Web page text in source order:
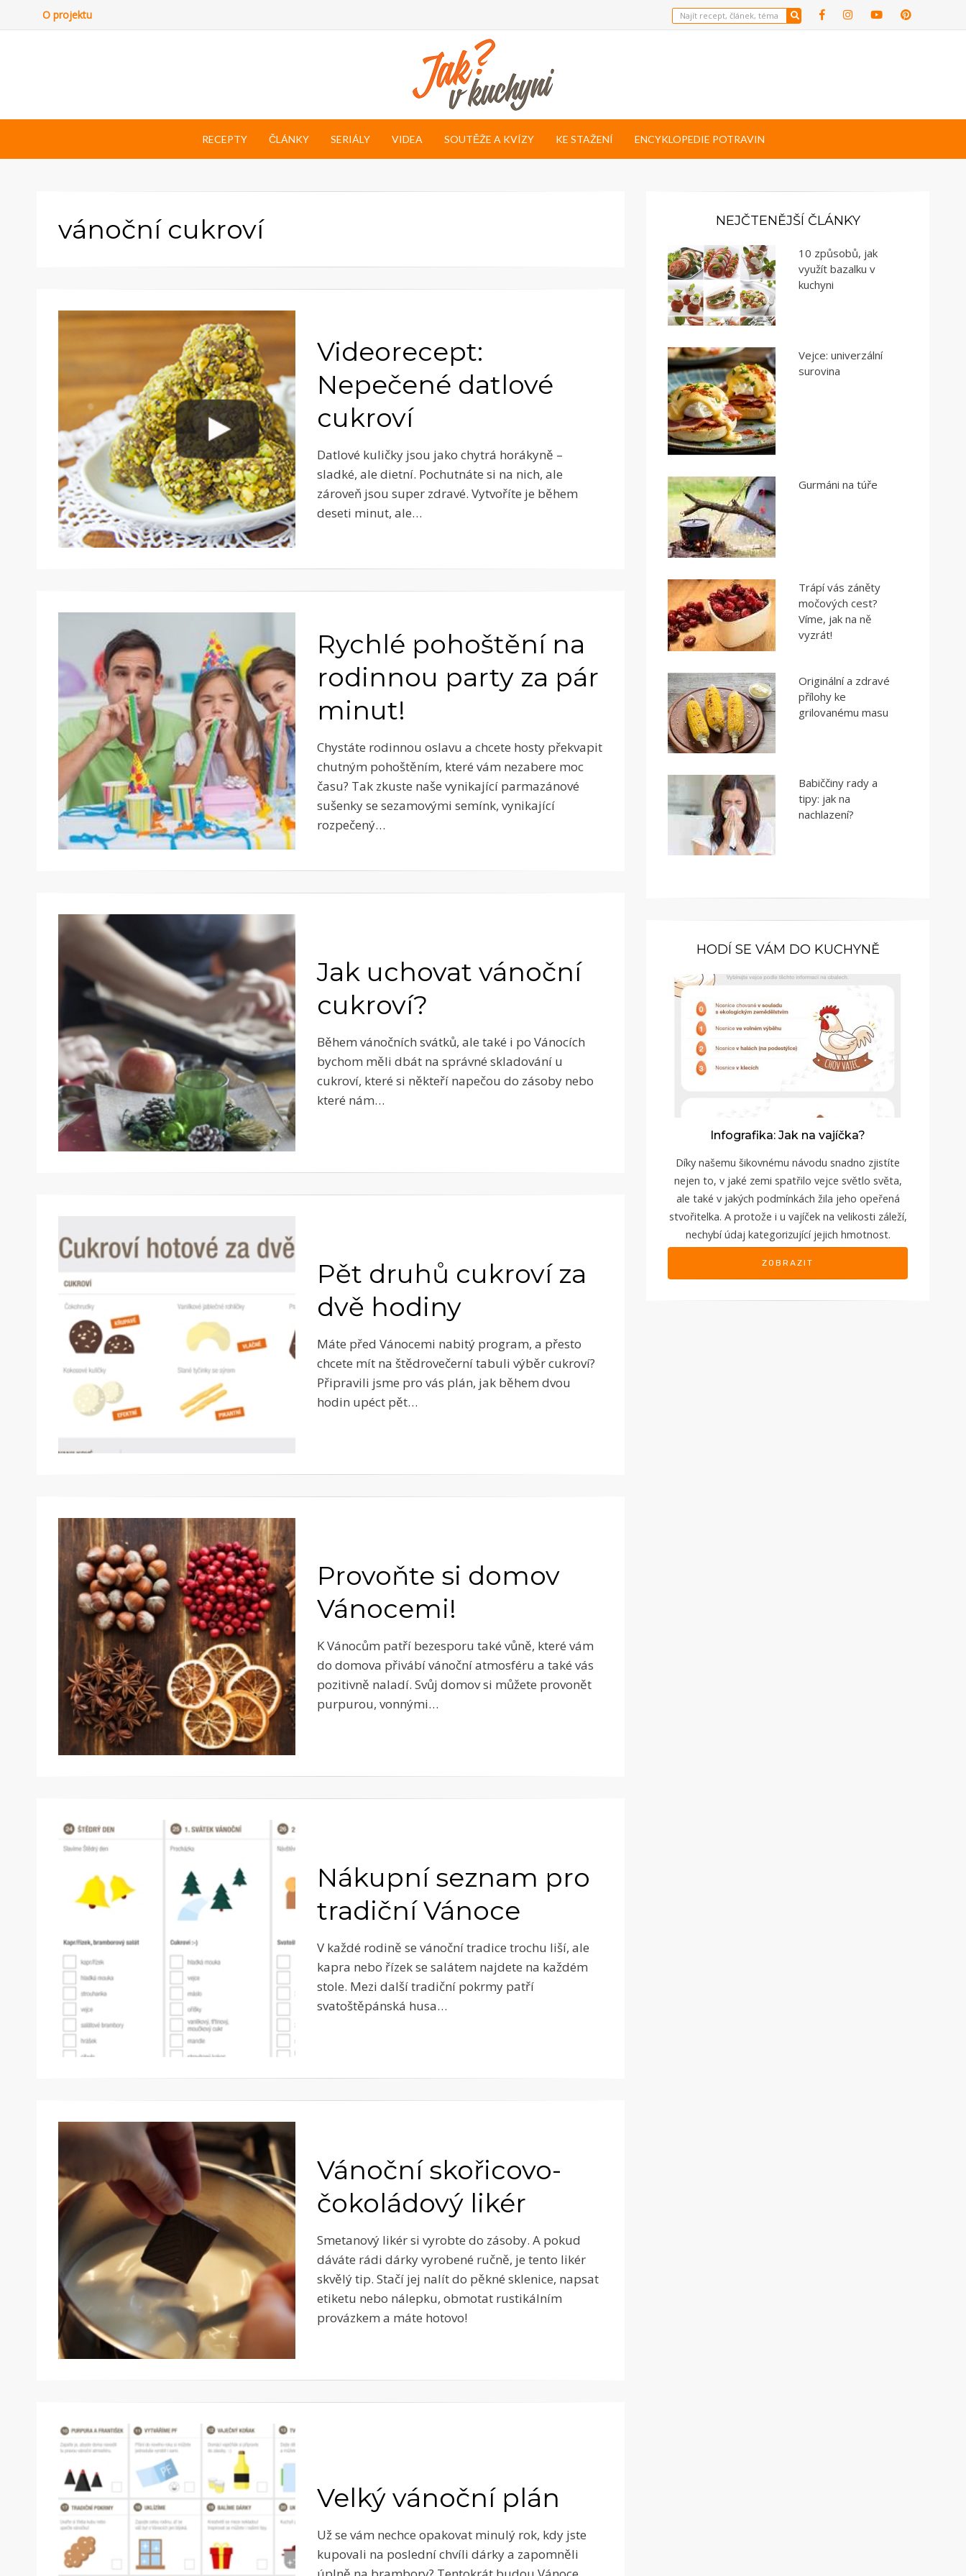
O projektu
RECEPTY ČLÁNKY SERIÁLY VIDEA SOUTĚŽE A KVÍZY KE STAŽENÍ ENCYKLOPEDIE POTRAVIN
vánoční cukroví
Videorecept:
Nepečené datlové
cukroví
Datlové kuličky jsou jako chytrá horákyně –
sladké, ale dietní. Pochutnáte si na nich, ale
zároveň jsou super zdravé. Vytvoříte je během
deseti minut, ale…
Rychlé pohoštění na
rodinnou party za pár
minut!
Chystáte rodinnou oslavu a chcete hosty překvapit
chutným pohoštěním, které vám nezabere moc
času? Tak zkuste naše vynikající parmazánové
sušenky se sezamovými semínk, vynikající
rozpečený…
Jak uchovat vánoční
cukroví?
Během vánočních svátků, ale také i po Vánocích
bychom měli dbát na správné skladování u
cukroví, které si někteří napečou do zásoby nebo
které nám…
Pět druhů cukroví za
dvě hodiny
Máte před Vánocemi nabitý program, a přesto
chcete mít na štědrovečerní tabuli výběr cukroví?
Připravili jsme pro vás plán, jak během dvou
hodin upéct pět…
Provoňte si domov
Vánocemi!
K Vánocům patří bezesporu také vůně, které vám
do domova přivábí vánoční atmosféru a také vás
pozitivně naladí. Svůj domov si můžete provonět
purpurou, vonnými…
Nákupní seznam pro
tradiční Vánoce
V každé rodině se vánoční tradice trochu liší, ale
kapra nebo řízek se salátem najdete na každém
stole. Mezi další tradiční pokrmy patří
svatoštěpánská husa…
Vánoční skořicovo-
čokoládový likér
Smetanový likér si vyrobte do zásoby. A pokud
dáváte rádi dárky vyrobené ručně, je tento likér
skvělý tip. Stačí jej nalít do pěkné sklenice, napsat
etiketu nebo nálepku, obmotat rustikálním
provázkem a máte hotovo!
Velký vánoční plán
Už se vám nechce opakovat minulý rok, kdy jste
kupovali na poslední chvíli dárky a zapomněli
NEJČTENĚJŠÍ ČLÁNKY
10 způsobů, jak
využít bazalku v
kuchyni
Vejce: univerzální
surovina
Gurmáni na túře
Trápí vás záněty
močových cest?
Víme, jak na ně
vyzrát!
Originální a zdravé
přílohy ke
grilovanému masu
Babiččiny rady a
tipy: jak na
nachlazení?
HODÍ SE VÁM DO KUCHYNĚ
Infografika: Jak na vajíčka?
Díky našemu šikovnému návodu snadno zjistíte
nejen to, v jaké zemi spatřilo vejce světlo světa,
ale také v jakých podmínkách žila jeho opeřená
stvořitelka. A protože i u vajíček na velikosti záleží,
nechybí údaj kategorizující jejich hmotnost.
ZOBRAZIT